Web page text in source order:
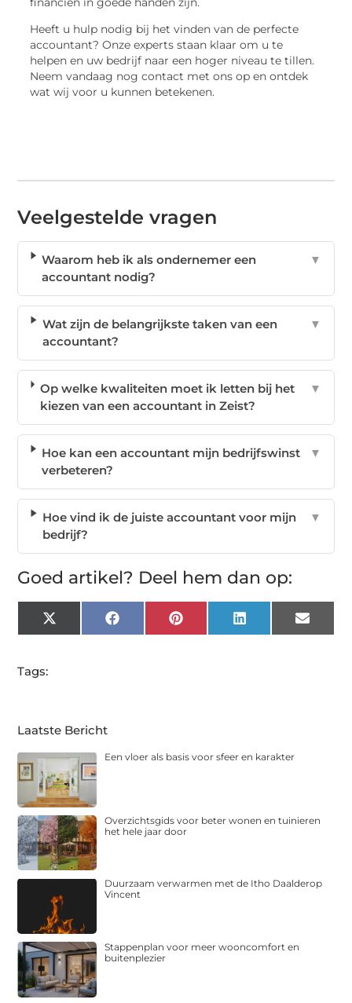
Heeft u hulp nodig bij het vinden van de perfecte
accountant? Onze experts staan klaar om u te
helpen en uw bedrijf naar een hoger niveau te tillen.
Neem vandaag nog contact met ons op en ontdek
wat wij voor u kunnen betekenen.
Veelgestelde vragen
Waarom heb ik als ondernemer een
accountant nodig?
▼
Wat zijn de belangrijkste taken van een
accountant?
▼
Op welke kwaliteiten moet ik letten bij het
kiezen van een accountant in Zeist?
▼
Hoe kan een accountant mijn bedrijfswinst
verbeteren?
▼
Hoe vind ik de juiste accountant voor mijn
bedrijf?
▼
Goed artikel? Deel hem dan op:
X
(Twitter)
FacebookPinterest LinkedIn Email
Tags:
Laatste Bericht
Een vloer als basis voor sfeer en karakter
Overzichtsgids voor beter wonen en tuinieren
het hele jaar door
Duurzaam verwarmen met de Itho Daalderop
Vincent
Stappenplan voor meer wooncomfort en
buitenplezier